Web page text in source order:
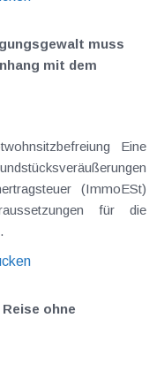
muss
mit dem
Eine
(ImmoESt)
für die
ohne